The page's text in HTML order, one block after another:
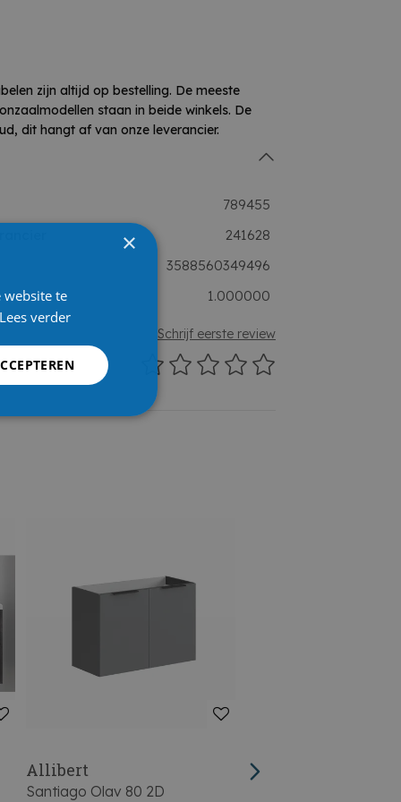
zijn altijd op bestelling. De meeste
staan in beide winkels. De
dit hangt af van onze leverancier.
789455
241628
3588560349496
1.000000
Schrijf eerste review
Allibert
Santiago Olav 80 2D
Thys
×
website te
Lees verder